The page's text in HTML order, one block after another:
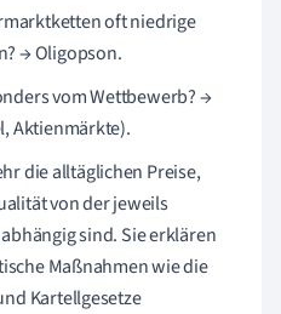
oft niedrige
→ Oligopson.
vom Wettbewerb? →
Aktienmärkte).
die alltäglichen Preise,
von der jeweils
sind. Sie erklären
Maßnahmen wie die
Kartellgesetze